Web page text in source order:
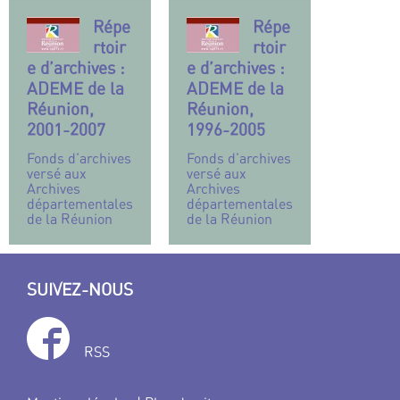
Répe
rtoir
e d’archives :
ADEME de la
Réunion,
2001-2007
Fonds d’archives
versé aux
Archives
départementales
de la Réunion
Répe
rtoir
e d’archives :
ADEME de la
Réunion,
1996-2005
Fonds d’archives
versé aux
Archives
départementales
de la Réunion
SUIVEZ-NOUS
RSS